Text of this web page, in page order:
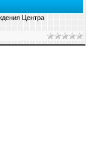
Центра